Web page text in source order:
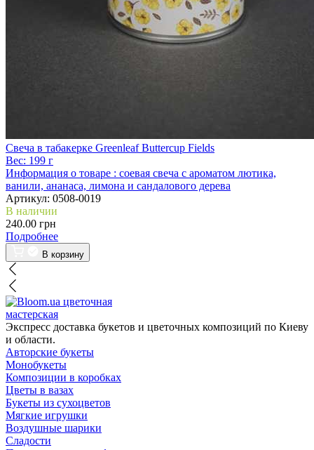
Свеча в табакерке Greenleaf Buttercup Fields
Вес: 199 г
Информация о товаре : соевая свеча с ароматом лютика,
ванили, ананаса, лимона и сандалового дерева
Артикул: 0508-0019
В наличии
240.00 грн
Подробнее
В корзину
цветочная
мастерская
Экспресс доставка букетов и цветочных композиций по Киеву
и области.
Авторские букеты
Монобукеты
Композиции в коробках
Цветы в вазах
Букеты из сухоцветов
Мягкие игрушки
Воздушные шарики
Сладости